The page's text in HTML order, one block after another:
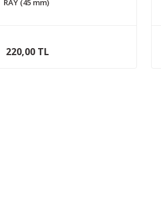
RAY (45 mm)
220,00 TL